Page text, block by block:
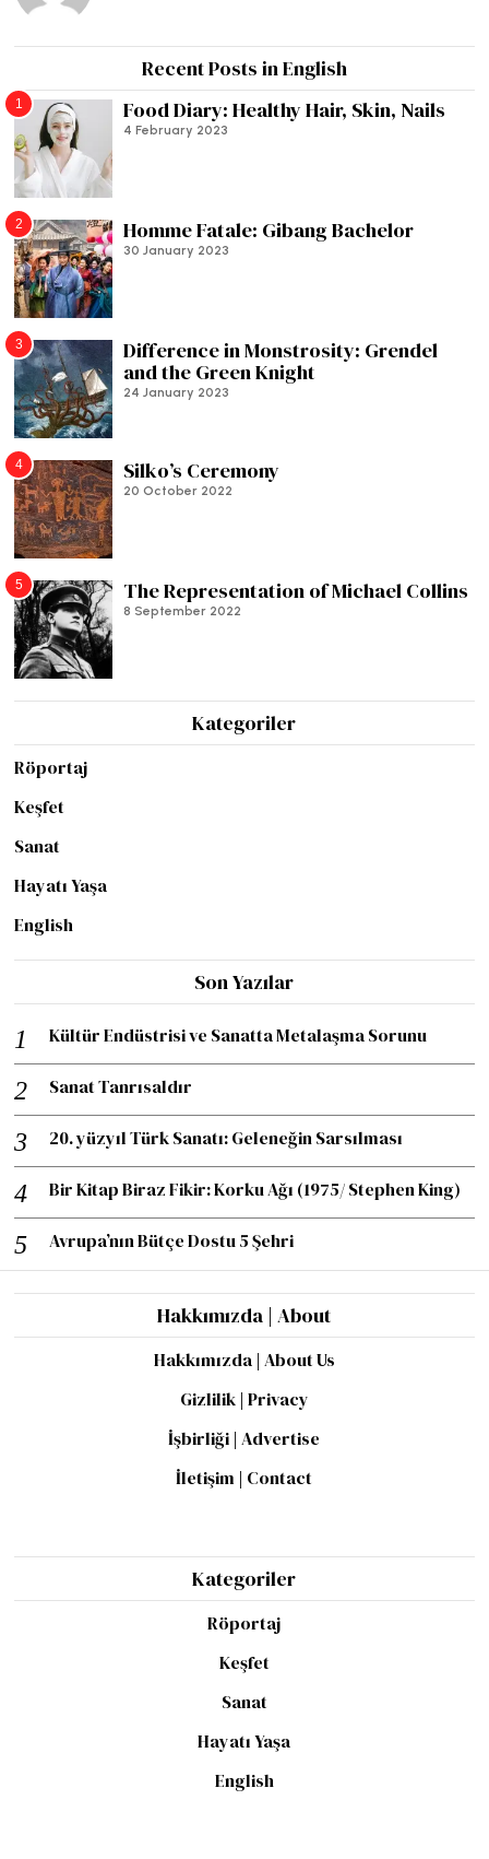
Recent Posts in English
1 Food Diary: Healthy Hair, Skin, Nails
4 February 2023
2 Homme Fatale: Gibang Bachelor
30 January 2023
3
Difference in Monstrosity: Grendel
and the Green Knight
24 January 2023
4 Silko’s Ceremony
20 October 2022
5 The Representation of Michael Collins
8 September 2022
Kategoriler
Röportaj
Keşfet
Sanat
Hayatı Yaşa
English
Son Yazılar
Kültür Endüstrisi ve Sanatta Metalaşma Sorunu
Sanat Tanrısaldır
20. yüzyıl Türk Sanatı: Geleneğin Sarsılması
Bir Kitap Biraz Fikir: Korku Ağı (1975/ Stephen King)
Avrupa’nın Bütçe Dostu 5 Şehri
Hakkımızda | About
Hakkımızda | About Us
Gizlilik | Privacy
İşbirliği | Advertise
İletişim | Contact
Kategoriler
Röportaj
Keşfet
Sanat
Hayatı Yaşa
English